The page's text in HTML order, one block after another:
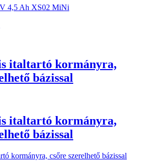
4,5 Ah XS02 MiNi
italtartó kormányra,
bázissal
italtartó kormányra,
bázissal
kormányra, csőre szerelhető bázissal